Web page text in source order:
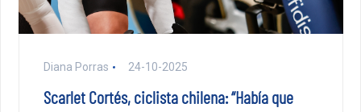
Diana Porras 24-10-2025
Scarlet Cortés, ciclista chilena: “Había que